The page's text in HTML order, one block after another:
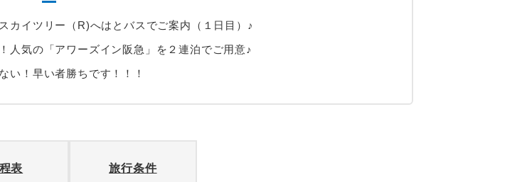
カイツリー（R)へはとバスでご案内（１日目）♪
人気の「アワーズイン阪急」を２連泊でご用意♪
い！早い者勝ちです！！！
表 旅行条件